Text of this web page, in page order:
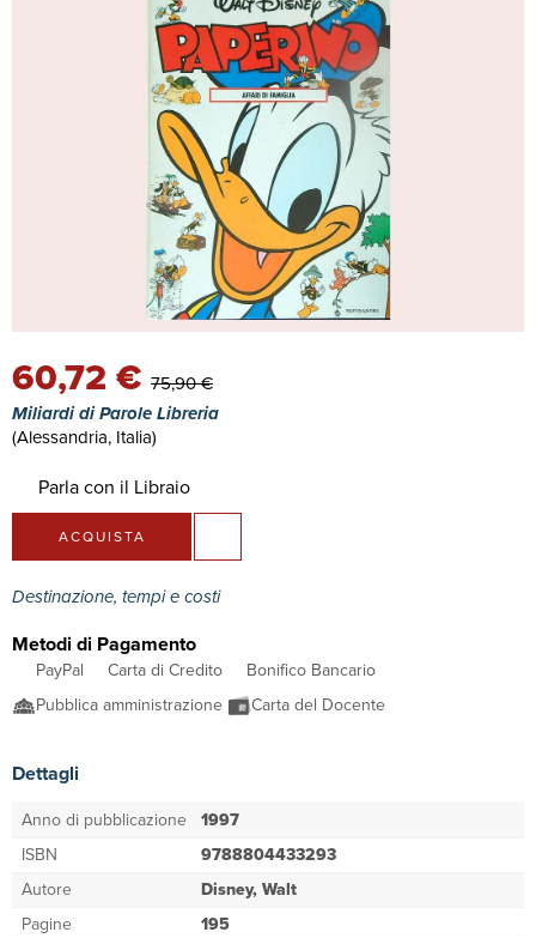
60,72 € 75,90 €
Miliardi di Parole Libreria
(Alessandria, Italia)
Parla con il Libraio
ACQUISTA
Destinazione, tempi e costi
Metodi di Pagamento
PayPal Carta di Credito
Bonifico Bancario
Pubblica amministrazione
Carta del Docente
Dettagli
Anno di pubblicazione 1997
ISBN
9788804433293
Autore
Disney, Walt
Pagine
195